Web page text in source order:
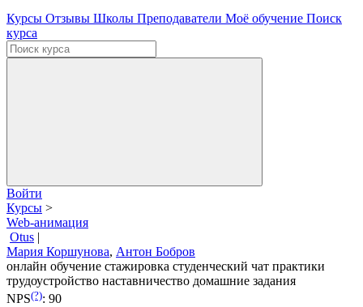
Курсы Отзывы Школы Преподаватели Моё обучение Поиск
курса
Войти
Курсы >
Web-анимация
Otus |
Мария Коршунова, Антон Бобров
онлайн обучение стажировка студенческий чат практики
трудоустройство наставничество домашние задания
NPS(?): 90